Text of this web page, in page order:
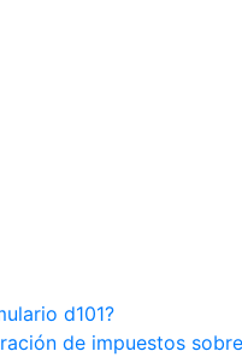
d101?
de impuestos